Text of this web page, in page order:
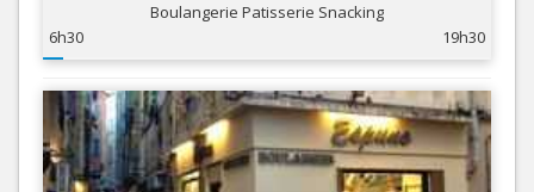
Boulangerie Patisserie Snacking
6h30
19h30